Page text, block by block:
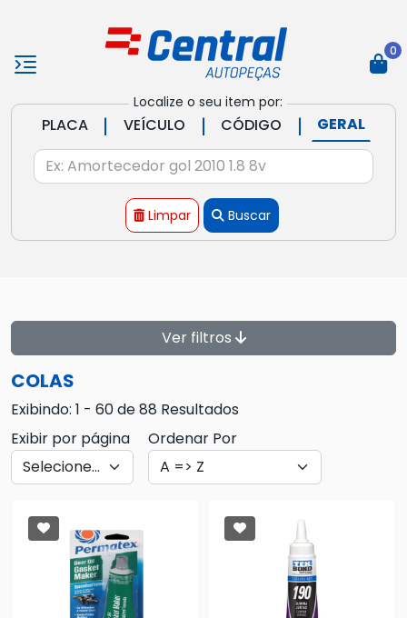
Localize o seu item por:
PLACA | VEÍCULO | CÓDIGO | GERAL
Limpar Buscar
0
Ver filtros
COLAS
Exibindo: 1 - 60 de 88 Resultados
Exibir por página
Ordenar Por